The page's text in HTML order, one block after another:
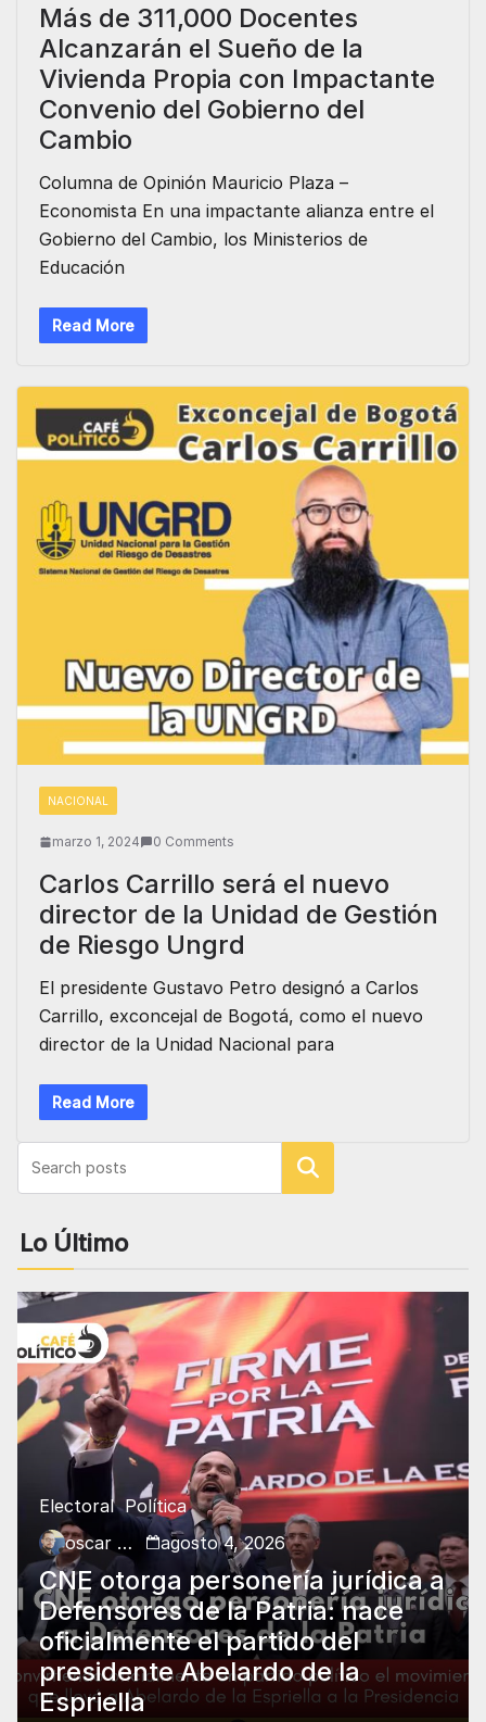
Más de 311,000 Docentes
Alcanzarán el Sueño de la
Vivienda Propia con Impactante
Convenio del Gobierno del
Cambio
Columna de Opinión Mauricio Plaza –
Economista En una impactante alianza entre el
Gobierno del Cambio, los Ministerios de
Educación
Read More
NACIONAL
marzo 1, 2024 0 Comments
Carlos Carrillo será el nuevo
director de la Unidad de Gestión
de Riesgo Ungrd
El presidente Gustavo Petro designó a Carlos
Carrillo, exconcejal de Bogotá, como el nuevo
director de la Unidad Nacional para
Read More
Buscar
Lo Último
Electoral Política
oscar charry
agosto 4, 2026
CNE otorga personería jurídica a
Defensores de la Patria: nace
oficialmente el partido del
presidente Abelardo de la
Espriella